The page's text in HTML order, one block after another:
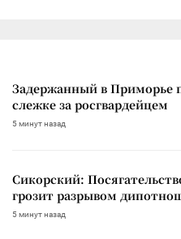
Задержанный в Приморье
слежке за росгвардейцем
5 минут назад
Сикорский:
грозит разрывом
5 минут назад